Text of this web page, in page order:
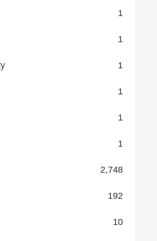
1
1
1
1
1
1
2,748
192
10